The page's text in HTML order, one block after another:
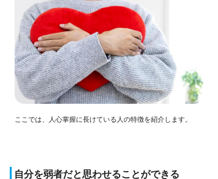
ここでは、人心掌握に長けている人の特徴を紹介します。
自分を弱者だと思わせることができる